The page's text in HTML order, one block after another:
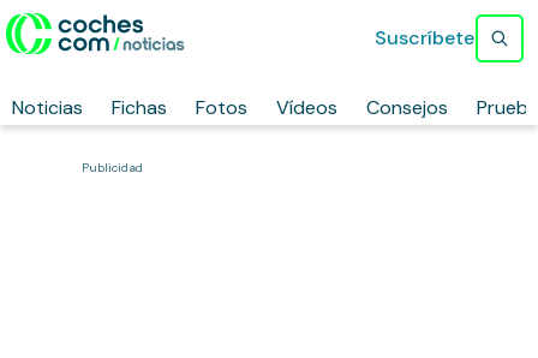
Noticias Fichas Fotos Vídeos Consejos
Suscríbete
Publicidad